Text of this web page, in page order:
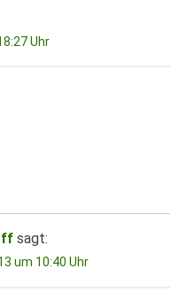
Uhr
sagt:
um 10:40 Uhr